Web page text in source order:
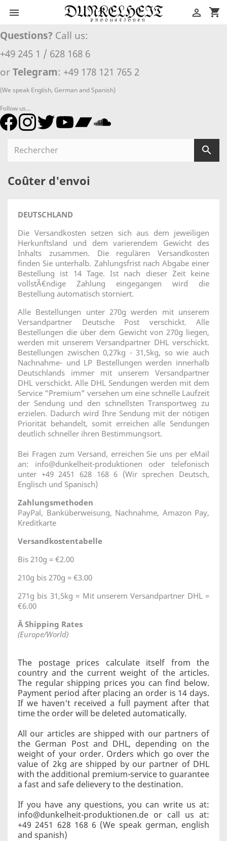
 shopping_cart

Questions? Call us:
+49 245 1 / 628 168 6
or Telegram: +49 178 121 765 2
(We speak English, German and Spanish)
Follow us...

Coûter d'envoi
DEUTSCHLAND
Die Versandkosten setzen sich aus dem jeweiligen
Herkunftsland und dem varierendem Gewicht des
Inhalts zusammen. Die regulären Versandkosten
finden Sie unterhalb. Zahlungsfrist nach Abgabe einer
Bestellung ist 14 Tage. Ist nach dieser Zeit keine
vollstÃ€ndige Zahlung eingegangen wird die
Bestellung automatisch storniert.
Alle Bestellungen unter 270g werden mit unserem
Versandpartner Deutsche Post verschickt. Alle
Bestellungen die über dem Gewicht von 270g liegen,
werden mit unserem Versandpartner DHL verschickt.
Bestellungen zwischen 0,27kg - 31,5kg, so wie auch
Nachnahme- und LP Bestellungen werden innerhalb
Deutschlands immer mit unserem Versandpartner
DHL verschickt. Alle DHL Sendungen werden mit dem
Service "Premium" versehen um eine schnelle Laufzeit
der Sendung und den schnellsten Transportweg zu
erzielen. Dadurch wird Ihre Sendung mit der nötigen
Priorität behandelt, somit erreichen alle Sendungen
deutlich schneller ihren Bestimmungsort.
Bei Fragen zum Versand, erreichen Sie uns per eMail
an: info@dunkelheit-produktionen oder telefonisch
unter +49 2451 628 168 6 (Wir sprechen Deutsch,
Englisch und Spanisch)
Zahlungsmethoden
PayPal, Banküberweisung, Nachnahme, Amazon Pay,
Kreditkarte
Versandkostentabelle
Bis 210g = €2.00
210g bis 270g = €3.00
271g bis 31,5kg = Mit unserem Versandpartner DHL =
€6.00
Â Shipping Rates
(Europe/World)
The postage prices calculate itself from the
country and the current weight of the articles.
The regular shipping prices you can find below.
Payment period after placing an order is 14 days.
If we haven't received a full payment after that
time the order will be deleted automatically.
All our articles are shipped with our partners of
the German Post and DHL, depending on the
weight of your order. Orders which go over the
value of 2kg are shipped by our partner of DHL
with the additional premium-service to guarantee
a fast and safe delievery to the destination.
If you have any questions, you can write us at:
info@dunkelheit-produktionen.de or call us at:
+49 2451 628 168 6 (We speak german, english
and spanish)